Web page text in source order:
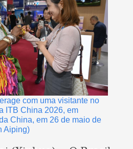
com uma visitante no
ITB China 2026, em
China, em 26 de maio de
Aiping)